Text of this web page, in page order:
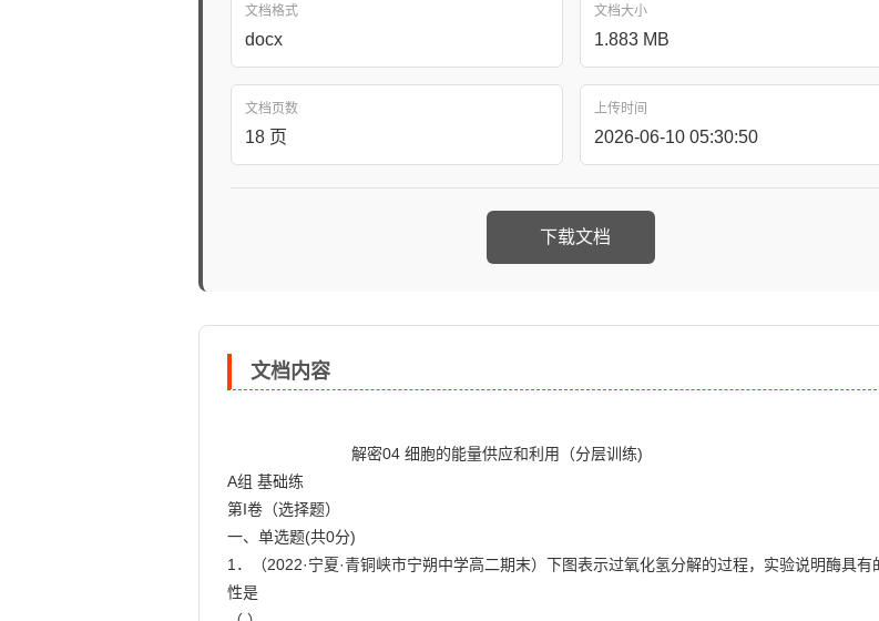
文档格式
docx
文档大小
1.883 MB
文档页数
18 页
上传时间
2026-06-10 05:30:50
下载文档
文档内容